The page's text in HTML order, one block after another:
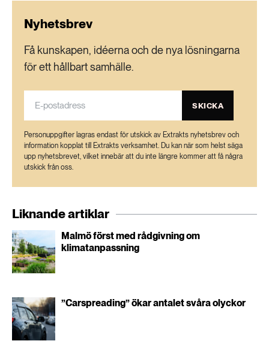
Nyhetsbrev
Få kunskapen, idéerna och de nya lösningarna
för ett hållbart samhälle.
SKICKA
Personuppgifter lagras endast för utskick av Extrakts nyhetsbrev och
information kopplat till Extrakts verksamhet. Du kan när som helst säga
upp nyhetsbrevet, vilket innebär att du inte längre kommer att få några
utskick från oss.
Liknande artiklar
Malmö först med rådgivning om
klimatanpassning
”Carspreading” ökar antalet svåra olyckor